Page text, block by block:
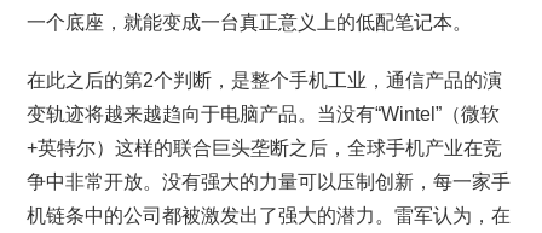
一个底座，就能变成一台真正意义上的低配笔记本。
在此之后的第2个判断，是整个手机工业，通信产品的演
变轨迹将越来越趋向于电脑产品。当没有“Wintel”（微软
+英特尔）这样的联合巨头垄断之后，全球手机产业在竞
争中非常开放。没有强大的力量可以压制创新，每一家手
机链条中的公司都被激发出了强大的潜力。雷军认为，在